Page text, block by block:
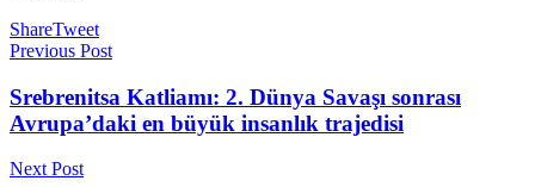
ShareTweet
Previous Post
Srebrenitsa Katliamı: 2. Dünya Savaşı sonrası
Avrupa’daki en büyük insanlık trajedisi
Next Post